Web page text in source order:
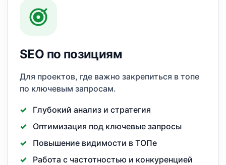
SEO по позициям
Для проектов, где важно закрепиться в топе
по ключевым запросам.
Глубокий анализ и стратегия
Оптимизация под ключевые запросы
Повышение видимости в ТОПе
Работа с частотностью и конкуренцией